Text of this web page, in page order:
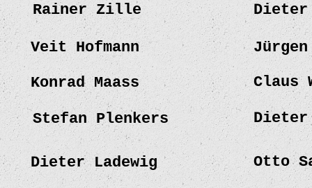
Rainer Zille Dieter
Veit Hofmann
Konrad Maass
Stefan Plenkers
Dieter Ladewig
Jürgen
Claus
Dieter
Otto